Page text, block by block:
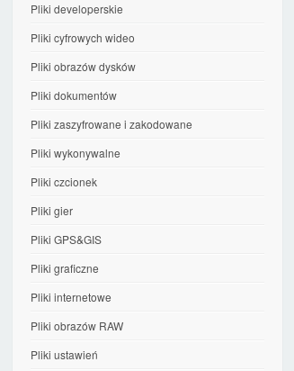
Pliki developerskie
Pliki cyfrowych wideo
Pliki obrazów dysków
Pliki dokumentów
Pliki zaszyfrowane i zakodowane
Pliki wykonywalne
Pliki czcionek
Pliki gier
Pliki GPS&GIS
Pliki graficzne
Pliki internetowe
Pliki obrazów RAW
Pliki ustawień